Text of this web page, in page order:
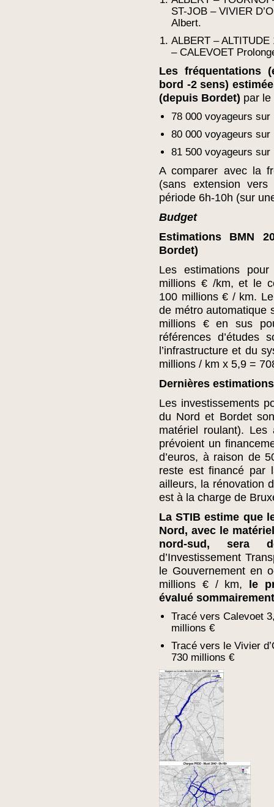
ST-JOB – VIVIER
Albert.
ALBERT –
– CALEVOET
Les fréquentations
bord -2 sens)
(depuis Bordet) par le
78 000 voyageurs sur
80 000 voyageurs sur
81 500 voyageurs sur
A comparer avec la
(sans extension
période 6h-10h (sur
Budget
Estimations BMN
Bordet)
Les estimations
millions € /km, et le
100 millions € / km.
de métro automatique
millions € en sus
références d’études
l’infrastructure et du
millions / km x 5,9 =
Dernières
Les investissements
du Nord et Bordet
matériel roulant).
prévoient un
d’euros, à raison de
reste est financé par
ailleurs, la rénovation
est à la charge de
La STIB estime que
Nord, avec le
nord-sud, sera
d’Investissement
le Gouvernement en
millions € / km,
le
évalué
Tracé vers Calevoet
millions €
Tracé vers le Vivier
730 millions €